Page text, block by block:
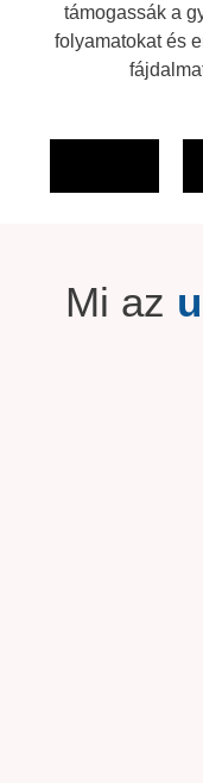
támogassák a
folyamatokat és
Mi az